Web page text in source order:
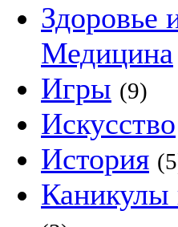
Здоровье
Медицина
Игры (9)
Искусство
История
Каникулы